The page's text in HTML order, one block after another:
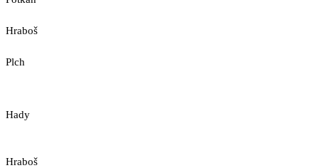
Hraboš
Plch
Hady
Hraboš